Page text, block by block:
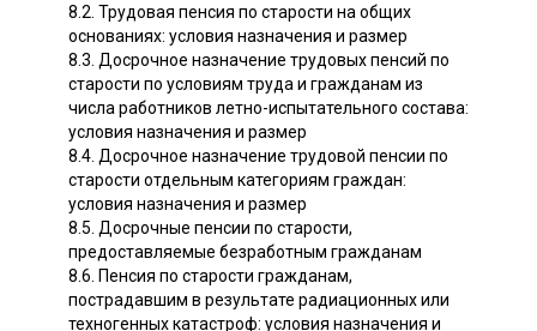
8.2. Трудовая пенсия по старости на общих
основаниях: условия назначения и размер
8.3. Досрочное назначение трудовых пенсий по
старости по условиям труда и гражданам из
числа работников летно-испытательного состава:
условия назначения и размер
8.4. Досрочное назначение трудовой пенсии по
старости отдельным категориям граждан:
условия назначения и размер
8.5. Досрочные пенсии по старости,
предоставляемые безработным гражданам
8.6. Пенсия по старости гражданам,
пострадавшим в результате радиационных или
техногенных катастроф: условия назначения и